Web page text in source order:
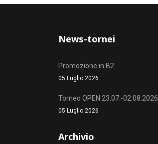
News-tornei
Promozione in B2
05 Luglio 2026
Torneo OPEN 23.07.-02.08.2026
05 Luglio 2026
Archivio